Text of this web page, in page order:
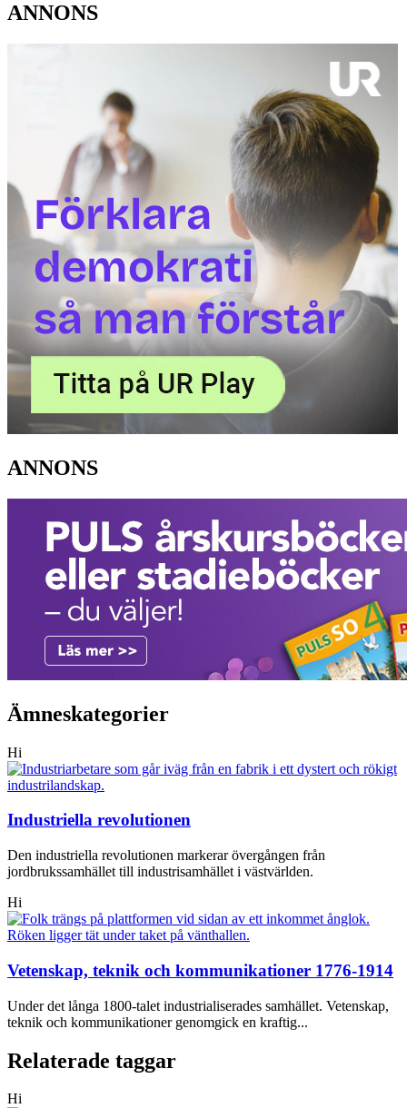
ANNONS
ANNONS
Ämneskategorier
Hi
Industriella revolutionen
Den industriella revolutionen markerar övergången från
jordbrukssamhället till industrisamhället i västvärlden.
Hi
Vetenskap, teknik och kommunikationer 1776-1914
Under det långa 1800-talet industrialiserades samhället. Vetenskap,
teknik och kommunikationer genomgick en kraftig...
Relaterade taggar
Hi